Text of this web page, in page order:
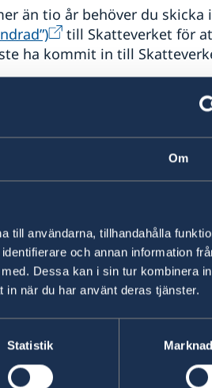
Om
till användarna, tillhandahålla
och annan information
Dessa kan i sin tur kombinera
in när du har använt deras tjänster.
Statistik
än tio år behöver du skicka
till Skatteverket för
ha kommit in till
in i tid kan du ändå rösta
senast dagen
automatiskt, utan måste
vid ett svenskt
en begäran om att stå
utlandet?